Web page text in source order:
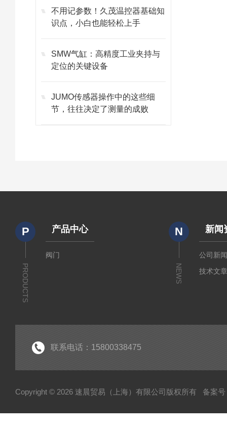
不用记参数！久茂温控器基础知
识点，小白也能轻松上手
SMW气缸：高精度工业夹持与
定位的关键设备
JUMO传感器操作中的这些细
节，往往决定了测量的成败
P
PRODUCTS
产品中心
阀门
N
NEWS
新闻
公司新
技术文
联系电话：15800338475
Copyright © 2026 速晨贸易（上海）有限公司版权所有 备案号